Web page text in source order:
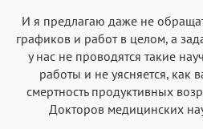
И я предлагаю даже не
графиков и работ в целом, а
у нас не проводятся такие
работы и не уясняется, как
смертность продуктивных
Докторов медицинских